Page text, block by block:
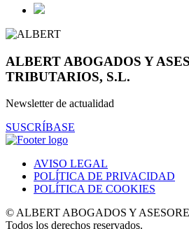
ALBERT ABOGADOS Y
TRIBUTARIOS, S.L.
Newsletter de actualidad
SUSCRÍBASE
AVISO LEGAL
POLÍTICA DE PRIVACIDAD
POLÍTICA DE COOKIES
© ALBERT ABOGADOS Y
Todos los derechos reservados.